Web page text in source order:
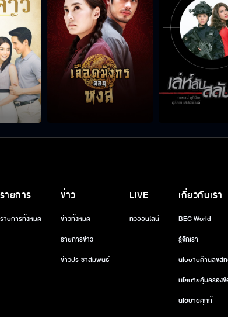
รายการ
รายการทั้งหมด
ข่าว
ข่าวทั้งหมด
รายการข่าว
ข่าวประชาสัมพันธ์
LIVE
ทีวีออนไลน์
เกี่ยวกับเรา
BEC World
รู้จักเรา
นโยบายด้านลิขสิ
นโยบายคุ้มครอง
นโยบายคุกกี้